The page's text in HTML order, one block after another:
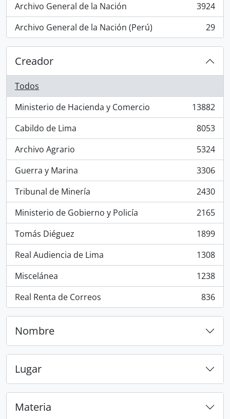
Archivo General de la Nación
, 3924 resultados
3924
Archivo General de la Nación (Perú)
, 29 resultados 29
Creador
Todos
Ministerio de Hacienda y Comercio
, 13882 resultados
13882
Cabildo de Lima
, 8053 resultados
8053
Archivo Agrario
, 5324 resultados
5324
Guerra y Marina
, 3306 resultados
3306
Tribunal de Minería
, 2430 resultados
2430
Ministerio de Gobierno y Policía
, 2165 resultados
2165
Tomás Diéguez
, 1899 resultados
1899
Real Audiencia de Lima
, 1308 resultados
1308
Miscelánea
, 1238 resultados
1238
Real Renta de Correos
, 836 resultados 836
Nombre
Lugar
Materia